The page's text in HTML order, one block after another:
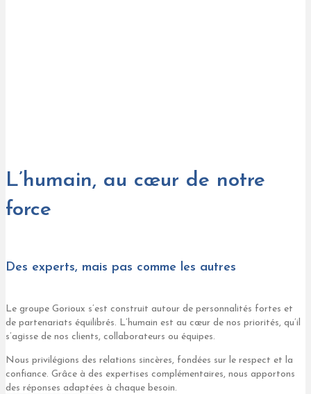
L’humain, au cœur de notre
force
Des experts, mais pas comme les autres
Le groupe Gorioux s’est construit autour de personnalités fortes et
de partenariats équilibrés. L’humain est au cœur de nos priorités, qu’il
s’agisse de nos clients, collaborateurs ou équipes.
Nous privilégions des relations sincères, fondées sur le respect et la
confiance. Grâce à des expertises complémentaires, nous apportons
des réponses adaptées à chaque besoin.